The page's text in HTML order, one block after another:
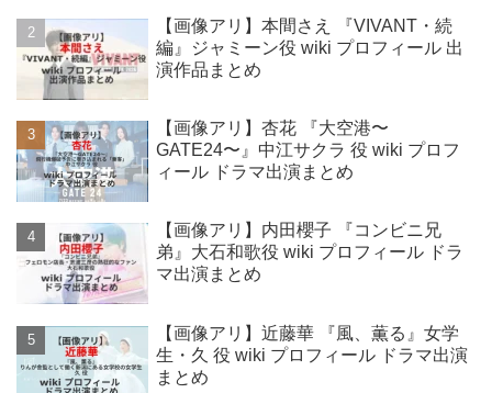
【画像アリ】本間さえ 『VIVANT・続
編』ジャミーン役 wiki プロフィール 出
演作品まとめ
【画像アリ】杏花 『大空港〜
GATE24〜』中江サクラ 役 wiki プロフ
ィール ドラマ出演まとめ
【画像アリ】内田櫻子 『コンビニ兄
弟』大石和歌役 wiki プロフィール ドラ
マ出演まとめ
【画像アリ】近藤華 『風、薫る』女学
生・久 役 wiki プロフィール ドラマ出演
まとめ